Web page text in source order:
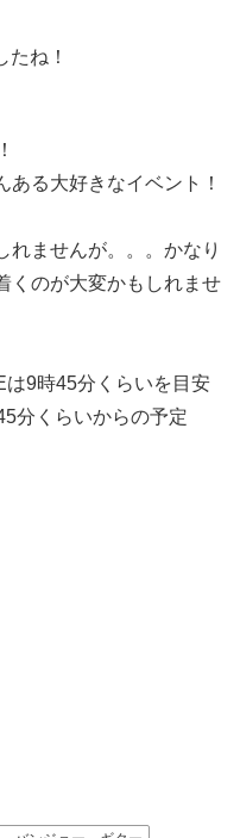
ね！
ある大好きなイベント！
れませんが。。。かなり
くのが大変かもしれませ
9時45分くらいを目安
分くらいからの予定